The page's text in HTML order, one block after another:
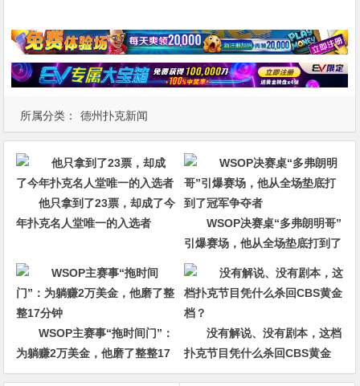
所属分类： 德州扑克新闻
他只拿到了23票，却成了今
年扑克名人堂唯一的入选者
WSOP决赛桌“多弗朗明哥”
引爆赛场，他从全场垫底打到了
冠军争夺者
WSOP主赛事“拖时间门”：
为躺赚2万美金，他磨了整整17
分钟
没有解说、没有剧本，这档
扑克节目凭什么杀回CBS黄金
档？